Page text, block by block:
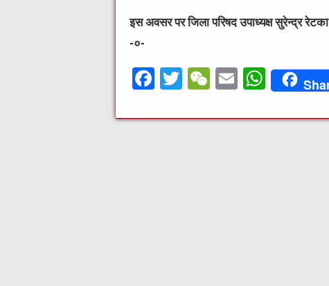
इस अवसर पर जिला परिषद उपाध्यक्ष सुरेन्द्र
-०-
F
c
T
it
W
C
E
ai
W
h
at